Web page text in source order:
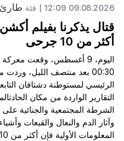
09.08.2026 12:09 | فئة طارئ
قتال يذكرنا بفيلم
أكثر من 10 جرحى
اليوم، 9 أغسطس، وقعت
00:30 بعد منتصف الليل،
الرئيسي لمستوطنة دشتافان
التقارير الواردة من مكان
الشرطة المجتمعية والجنائية
وآثار الدم والنعال والقبعات